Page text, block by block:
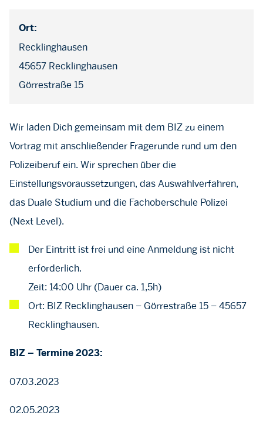
Ort:
Recklinghausen
45657 Recklinghausen
Görrestraße 15
Wir laden Dich gemeinsam mit dem BIZ zu einem
Vortrag mit anschließender Fragerunde rund um den
Polizeiberuf ein. Wir sprechen über die
Einstellungsvoraussetzungen, das Auswahlverfahren,
das Duale Studium und die Fachoberschule Polizei
(Next Level).
Der Eintritt ist frei und eine Anmeldung ist nicht
erforderlich.
Zeit: 14:00 Uhr (Dauer ca. 1,5h)
Ort: BIZ Recklinghausen – Görrestraße 15 – 45657
Recklinghausen.
BIZ – Termine 2023:
07.03.2023
02.05.2023